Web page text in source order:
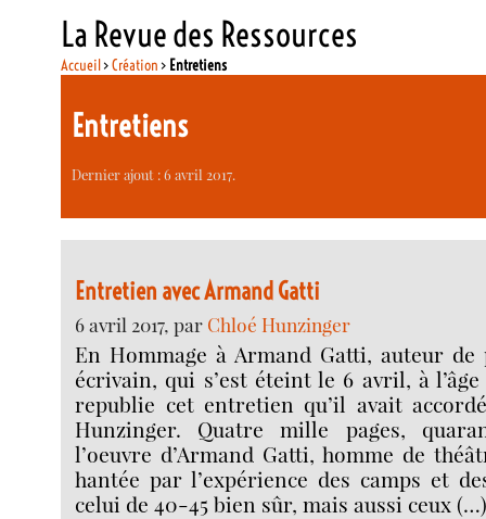
La Revue des Ressources
Accueil>Création > Entretiens
Entretiens
Dernier ajout : 6 avril 2017.
Entretien avec Armand Gatti
6 avril 2017, par Chloé Hunzinger
En Hommage à Armand Gatti, auteur de
écrivain, qui s’est éteint le 6 avril, à
republie cet entretien qu’il avait
Hunzinger. Quatre mille pages,
l’oeuvre d’Armand Gatti, homme de
hantée par l’expérience des camps et
celui de 40-45 bien sûr, mais aussi ceux